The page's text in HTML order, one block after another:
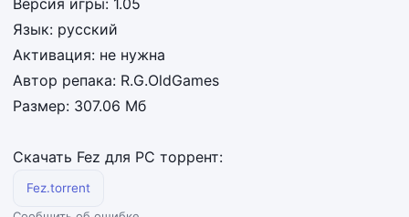
Версия игры: 1.05
Язык: русский
Активация: не нужна
Автор репака: R.G.OldGames
Размер: 307.06 Мб
Скачать Fez для PC торрент:
Fez.torrent